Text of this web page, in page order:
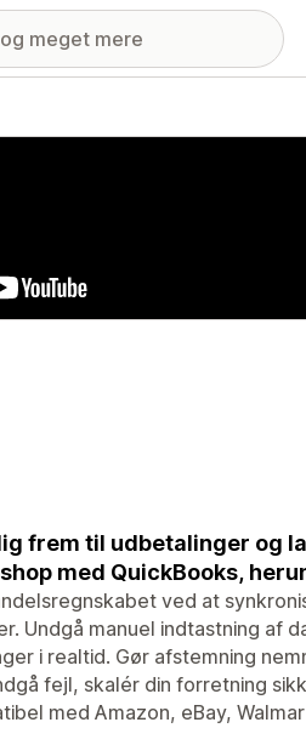
frem til udbetalinger og
med QuickBooks,
ved at
Undgå manuel indtastning af
i realtid. Gør afstemning
fejl, skalér din forretning
med Amazon, eBay,